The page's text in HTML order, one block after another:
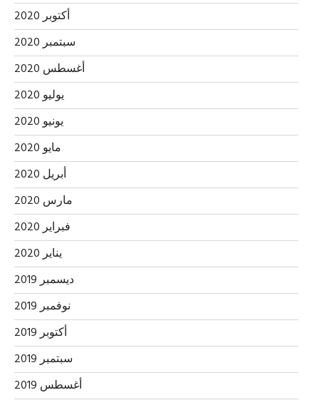
أكتوبر 2020
سبتمبر 2020
أغسطس 2020
يوليو 2020
يونيو 2020
مايو 2020
أبريل 2020
مارس 2020
فبراير 2020
يناير 2020
ديسمبر 2019
نوفمبر 2019
أكتوبر 2019
سبتمبر 2019
أغسطس 2019